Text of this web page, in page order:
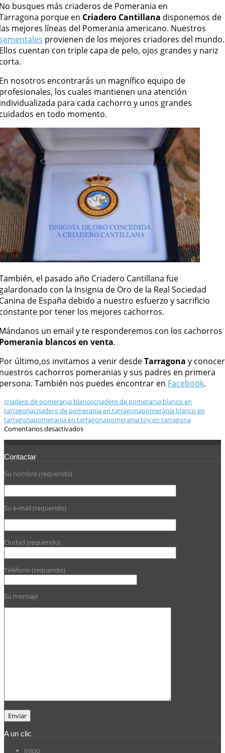
busques más criaderos de Pomerania en
porque en Criadero Cantillana disponemos de
mejores líneas del Pomerania americano. Nuestros
provienen de los mejores criadores del mundo.
cuentan con triple capa de pelo, ojos grandes y nariz
nosotros encontrarás un magnífico equipo de
los cuales mantienen una atención
para cada cachorro y unos grandes
en todo momento.
el pasado año Criadero Cantillana fue
con la Insignia de Oro de la Real Sociedad
de España debido a nuestro esfuerzo y sacrificio
por tener los mejores cachorros.
un email y te responderemos con los cachorros
blancos en venta.
último,os invitamos a venir desdeTarragona y conocer
cachorros pomeranias y sus padres en primera
También nos puedes encontrar en Facebook.
criadero de pomerania blancocriadero de pomerania blanco en
tarragonacriadero de pomerania en tarragonapomerania blanco en
tarragonapomerania en tarragonapomerania toy en tarragona
Comentarios desactivados
Contactar
Su nombre (requerido)
Su e-mail (requerido)
Ciudad (requerido)
Teléfono (requerido)
Su mensaje
A un clic
Inicio